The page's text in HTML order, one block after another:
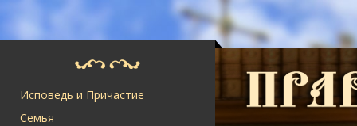
Исповедь и Причастие
Семья